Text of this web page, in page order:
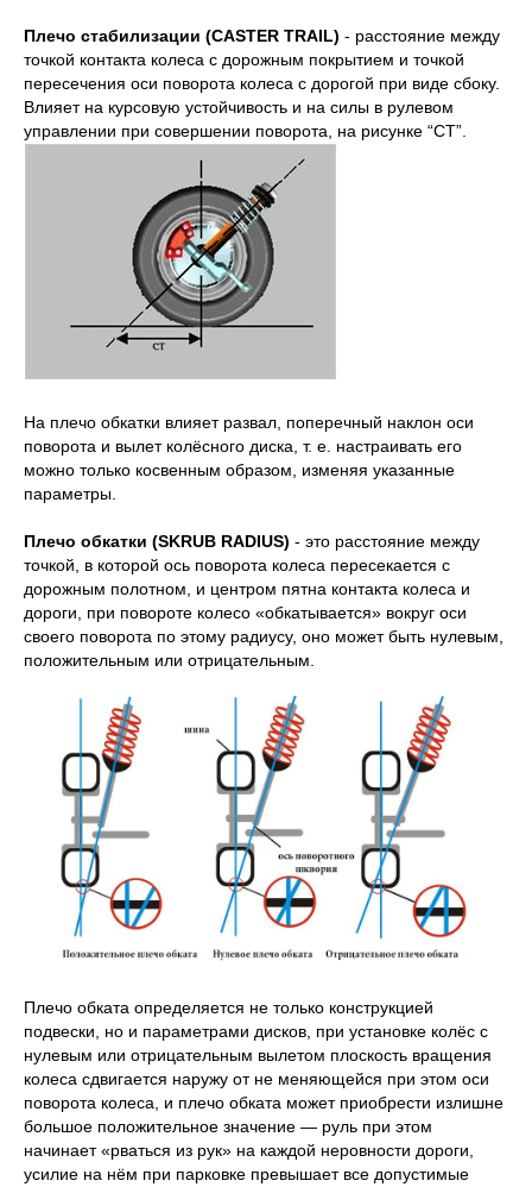
Плечо стабилизации (CASTER TRAIL) - расстояние между
точкой контакта колеса с дорожным покрытием и точкой
пересечения оси поворота колеса с дорогой при виде сбоку.
Влияет на курсовую устойчивость и на силы в рулевом
управлении при совершении поворота, на рисунке “CT”.
На плечо обкатки влияет развал, поперечный наклон оси
поворота и вылет колёсного диска, т. е. настраивать его
можно только косвенным образом, изменяя указанные
параметры.
Плечо обкатки (SKRUB RADIUS) - это расстояние между
точкой, в которой ось поворота колеса пересекается с
дорожным полотном, и центром пятна контакта колеса и
дороги, при повороте колесо «обкатывается» вокруг оси
своего поворота по этому радиусу, оно может быть нулевым,
положительным или отрицательным.
Плечо обката определяется не только конструкцией
подвески, но и параметрами дисков, при установке колёс с
нулевым или отрицательным вылетом плоскость вращения
колеса сдвигается наружу от не меняющейся при этом оси
поворота колеса, и плечо обката может приобрести излишне
большое положительное значение — руль при этом
начинает «рваться из рук» на каждой неровности дороги,
усилие на нём при парковке превышает все допустимые